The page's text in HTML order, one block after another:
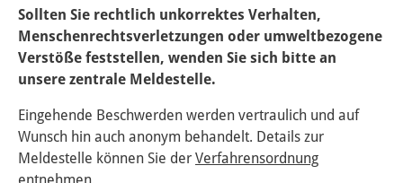
Sollten Sie rechtlich unkorrektes Verhalten,
Menschenrechtsverletzungen oder umweltbezogene
Verstöße feststellen, wenden Sie sich bitte an
unsere zentrale Meldestelle.
Eingehende Beschwerden werden vertraulich und auf
Wunsch hin auch anonym behandelt. Details zur
Meldestelle können Sie derVerfahrensordnung